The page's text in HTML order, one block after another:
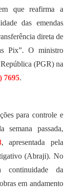
que reafirma a
das emendas
direta de
Pix”. O ministro
(PGR) na
7695.
para controle e
semana passada,
, apresentada pela
(Abraji). No
continuidade da
em andamento